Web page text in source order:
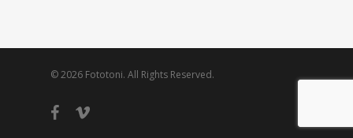
© 2026 Fototoni. All Rights Reserved.
facebook
vimeo